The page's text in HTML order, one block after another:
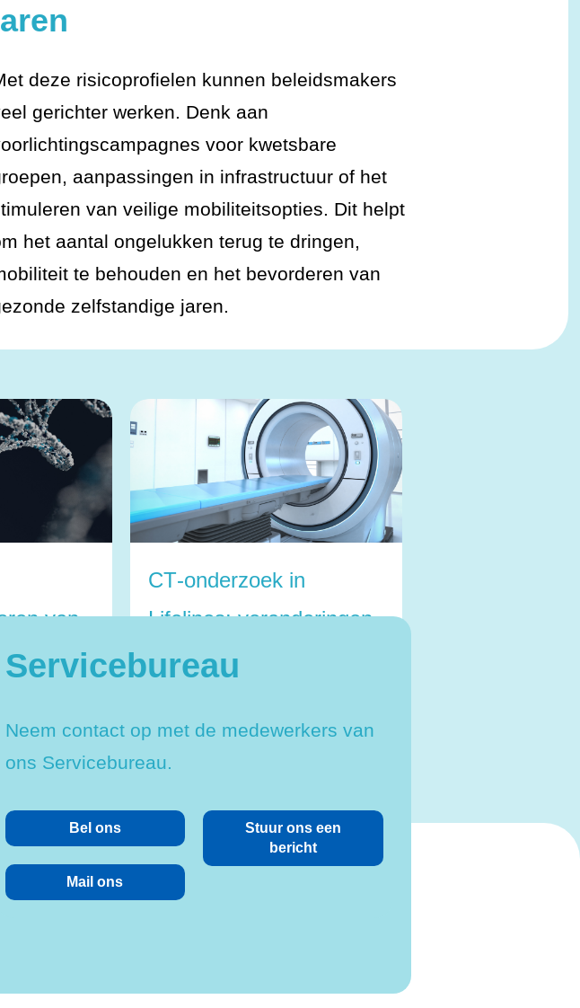
deze risicoprofielen kunnen beleidsmakers
gerichter werken. Denk aan
voor kwetsbare
aanpassingen in infrastructuur of het
van veilige mobiliteitsopties. Dit helpt
het aantal ongelukken terug te dringen,
te behouden en het bevorderen van
zelfstandige jaren.
van
CT‑onderzoek in
Lifelines: veranderingen
in de luchtwegen na
Servicebureau
Neem contact op met de medewerkers van
ons Servicebureau.
Bel ons
Mail ons
Stuur ons een
bericht